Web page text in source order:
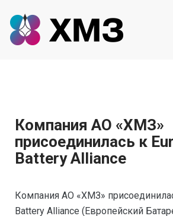
Компания АО «ХМЗ»
присоединилась к
Battery Alliance
Компания АО «ХМЗ»
Battery Alliance (Европейский